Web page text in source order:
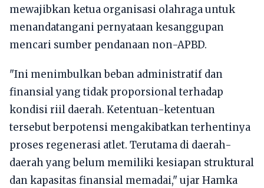
mewajibkan ketua organisasi olahraga untuk
menandatangani pernyataan kesanggupan
mencari sumber pendanaan non-APBD.
"Ini menimbulkan beban administratif dan
finansial yang tidak proporsional terhadap
kondisi riil daerah. Ketentuan-ketentuan
tersebut berpotensi mengakibatkan terhentinya
proses regenerasi atlet. Terutama di daerah-
daerah yang belum memiliki kesiapan struktural
dan kapasitas finansial memadai," ujar Hamka